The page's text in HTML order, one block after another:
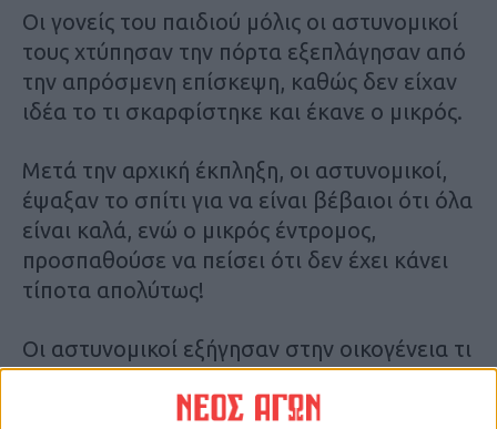
Οι γονείς του παιδιού μόλις οι αστυνομικοί
τους χτύπησαν την πόρτα εξεπλάγησαν από
την απρόσμενη επίσκεψη, καθώς δεν είχαν
ιδέα το τι σκαρφίστηκε και έκανε ο μικρός.
Μετά την αρχική έκπληξη, οι αστυνομικοί,
έψαξαν το σπίτι για να είναι βέβαιοι ότι όλα
είναι καλά, ενώ ο μικρός έντρομος,
προσπαθούσε να πείσει ότι δεν έχει κάνει
τίποτα απολύτως!
Οι αστυνομικοί εξήγησαν στην οικογένεια τι
είχε συμβεί και το πώς η υπηρεσία έφθασε
στο σπίτι μέσα σε ελάχιστη ώρα,